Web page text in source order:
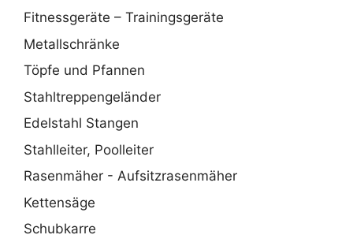
Fitnessgeräte – Trainingsgeräte
Metallschränke
Töpfe und Pfannen
Stahltreppengeländer
Edelstahl Stangen
Stahlleiter, Poolleiter
Rasenmäher - Aufsitzrasenmäher
Kettensäge
Schubkarre